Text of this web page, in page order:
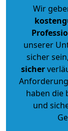
Wir
unserer
sicher
sicher
haben die
und